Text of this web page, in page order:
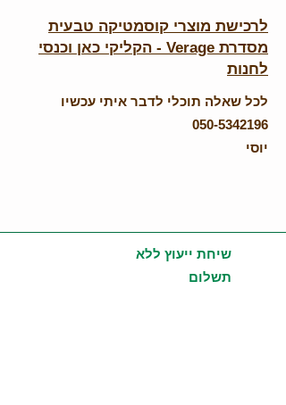
לרכישת מוצרי קוסמטיקה טבעית
מסדרת Verage - הקליקי כאן וכנסי
לחנות
לכל שאלה תוכלי לדבר איתי עכשיו
050-5342196
יוסי
שיחת ייעוץ ללא
תשלום